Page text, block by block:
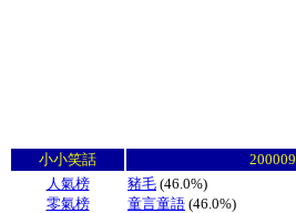
小小笑話
200009
人氣榜
零氣榜
豬毛 (46.0%)
童言童語 (46.0%)